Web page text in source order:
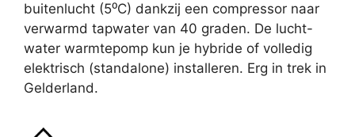
buitenlucht (5⁰C) dankzij een compressor naar
verwarmd tapwater van 40 graden. De lucht-
water warmtepomp kun je hybride of volledig
elektrisch (standalone) installeren. Erg in trek in
Gelderland.